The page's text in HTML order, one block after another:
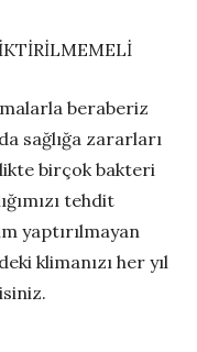
beraberiz
sağlığa zararları
birçok bakteri
tehdit
yaptırılmayan
klimanızı her yıl